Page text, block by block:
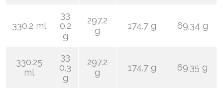
330.2 ml
33
0.2
g
297.2
g
174.7 g 69.34 g
330.25
ml
33
0.3
g
297.2
g
174.7 g 69.35 g